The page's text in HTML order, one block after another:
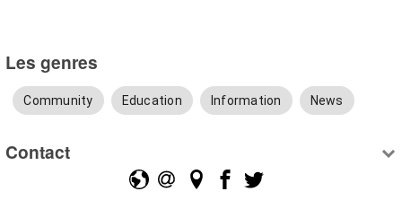
Les genres
Community Education Information News
Contact